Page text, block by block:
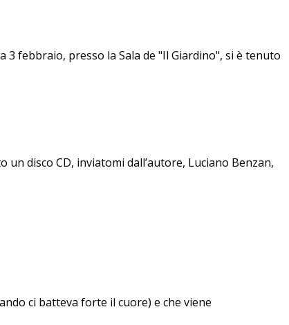
3 febbraio, presso la Sala de "Il Giardino", si è tenuto
un disco CD, inviatomi dall’autore, Luciano Benzan,
ci batteva forte il cuore) e che viene